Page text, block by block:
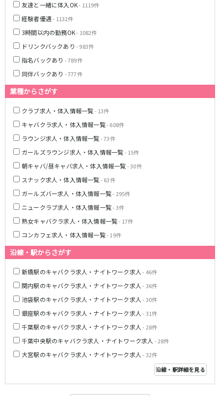
友達と一緒に体入OK- 1119件
経験者優遇- 1132件
3時間以内の勤務OK- 1082件
ドリンクバックあり - 983件
指名バックあり - 789件
同伴バックあり - 777件
業種からさがす
クラブ求人・体入情報一覧- 13件
キャバクラ求人・体入情報一覧- 608件
ラウンジ求人・体入情報一覧- 73件
ガールズラウンジ求人・体入情報一覧- 15件
朝キャバ/昼キャバ求人・体入情報一覧- 30件
スナック求人・体入情報一覧- 63件
ガールズバー求人・体入情報一覧- 295件
ニュークラブ求人・体入情報一覧- 3件
熟女キャバクラ求人・体入情報一覧- 17件
コンカフェ求人・体入情報一覧- 19件
沿線・駅からさがす
新橋駅のキャバクラ求人・ナイトワーク求人 - 46件
関内駅のキャバクラ求人・ナイトワーク求人 - 36件
池袋駅のキャバクラ求人・ナイトワーク求人 - 30件
銀座駅のキャバクラ求人・ナイトワーク求人 - 31件
千葉駅のキャバクラ求人・ナイトワーク求人 - 28件
千葉中央駅のキャバクラ求人・ナイトワーク求人 - 28件
大宮駅のキャバクラ求人・ナイトワーク求人 - 32件
沿線・駅詳細を見る
恵比寿駅
武蔵小杉駅
大船駅
東戸塚駅
東急多摩川線
蒲田駅
西武国分寺線
新京成電鉄線
松戸駅
八柱駅
京成津田沼駅
五香駅
横浜市営地下鉄ブルーライン
関内駅
横浜駅
桜木町駅
伊勢佐木長者町駅
上大岡駅
蒔田駅
吉野町駅
みなとみらい線
横浜駅
馬車道駅
日本大通り駅
新高島駅
みなとみらい駅